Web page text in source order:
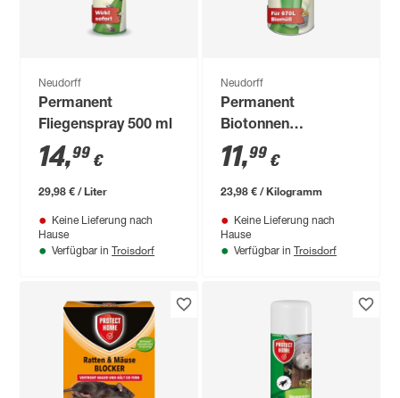
Neudorff
Permanent
Fliegenspray 500 ml
14,99 €
29,98 € / Liter
Keine Lieferung nach
Hause
Verfügbar in Troisdorf
Neudorff
Permanent
Biotonnen
Geruchsfrei 500 g
11,99 €
23,98 € / Kilogramm
Keine Lieferung nach
Hause
Verfügbar in Troisdorf